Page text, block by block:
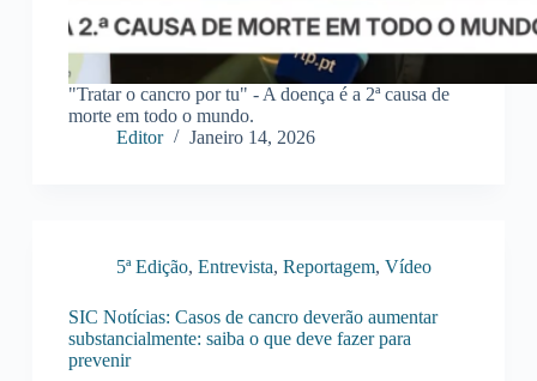
"Tratar o cancro por tu" - A doença é a 2ª causa de
morte em todo o mundo.
Editor
Janeiro 14, 2026
5ª Edição, Entrevista, Reportagem, Vídeo
SIC Notícias: Casos de cancro deverão aumentar
substancialmente: saiba o que deve fazer para
prevenir